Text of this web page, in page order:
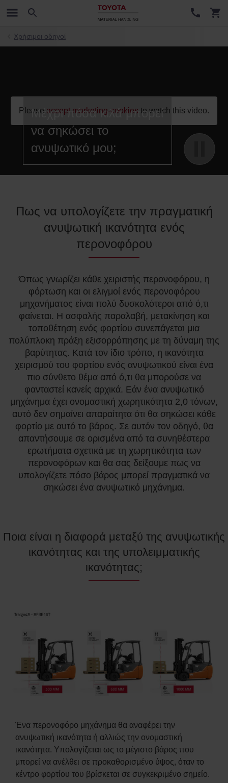
Χρήσιμοι οδηγοί
Please accept marketing-cookies to watch this video.
Μέχρι πόσα κιλά μπορεί
να σηκώσει το
ανυψωτικό μου;
Πως να υπολογίζετε την πραγματική
ανυψωτική ικανότητα ενός
περονοφόρου
Όπως γνωρίζει κάθε χειριστής περονοφόρου, η
φόρτωση και οι ελιγμοί ενός περονοφόρου
μηχανήματος είναι πολύ δυσκολότεροι από ό,τι
φαίνεται. Η ασφαλής παραλαβή, μετακίνηση και
τοποθέτηση ενός φορτίου συνεπάγεται μια
πολύπλοκη πράξη εξισορρόπησης με τη δύναμη της
βαρύτητας. Κατά τον ίδιο τρόπο, η ικανότητα
χειρισμού του φορτίου ενός ανυψωτικού είναι ένα
πιο σύνθετο θέμα από ό,τι θα μπορούσε να
φανταστεί κανείς αρχικά. Εάν ένα ανυψωτικό
μηχάνημα έχει ονομαστική χωρητικότητα 2,0 τόνων,
αυτό δεν σημαίνει απαραίτητα ότι θα σηκώσει κάθε
φορτίο με αυτό το βάρος. Σε αυτόν τον οδηγό, θα
απαντήσουμε σε ορισμένα από τα συνηθέστερα
ερωτήματα σχετικά με τη χωρητικότητα των
περονοφόρων και θα σας δείξουμε πως να
υπολογίζετε πόσο βάρος μπορεί πραγματικά να
σηκώσει ένα ανυψωτικό μηχάνημα.
Ποια είναι η διαφορά μεταξύ της ανυψωτικής
ικανότητας και της υπολειμματικής
ικανότητας;
Ένα περονοφόρο μηχάνημα θα αναφέρει την
ανυψωτική ικανότητα ή αλλιώς την ονομαστική
ικανότητα. Υπολογίζεται ως το μέγιστο βάρος που
μπορεί να ανέλθει σε προκαθορισμένο ύψος, όταν το
κέντρο φορτίου του βρίσκεται σε συγκεκριμένο σημείο.